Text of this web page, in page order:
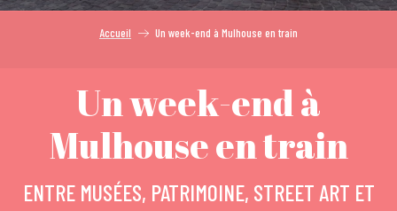
Accueil Un week-end à Mulhouse en train
Un week-end à
Mulhouse en train
ENTRE MUSÉES, PATRIMOINE, STREET ART ET